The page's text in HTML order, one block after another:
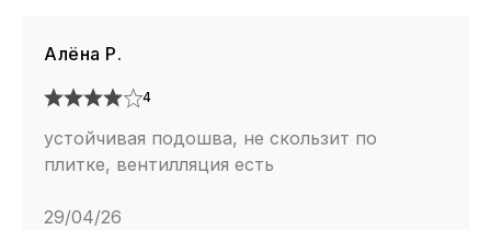
Алёна Р.
4
устойчивая подошва, не скользит по
плитке, вентилляция есть
29/04/26